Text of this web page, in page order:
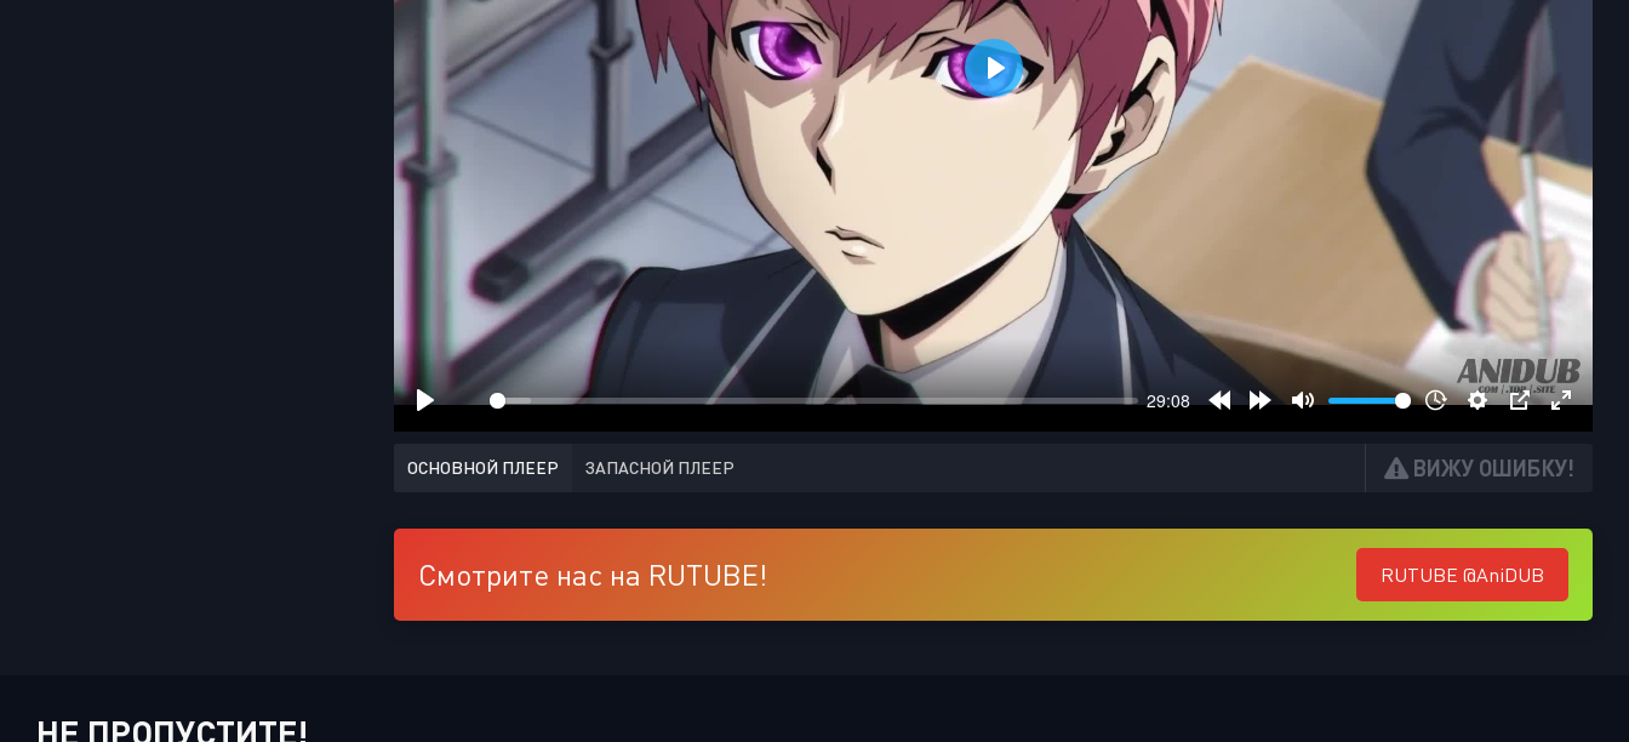
ОСНОВНОЙ ПЛЕЕР ЗАПАСНОЙ ПЛЕЕР ВИЖУ ОШИБКУ!
Смотрите нас на RUTUBE! RUTUBE @AniDUB
НЕ ПРОПУСТИТЕ!